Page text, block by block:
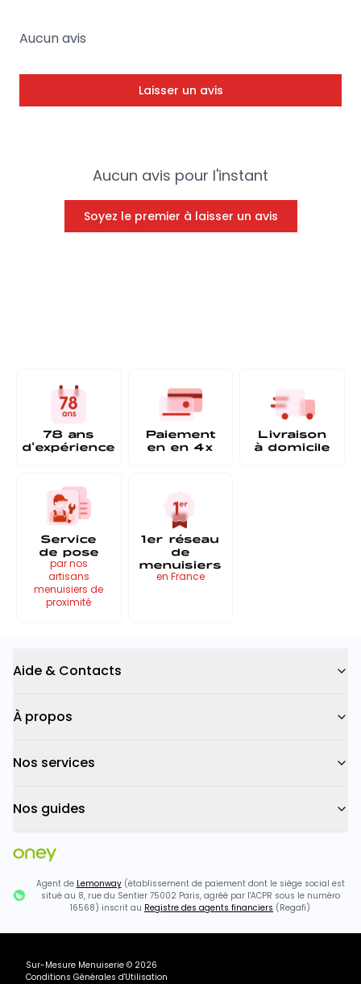
Aucun avis pour l'instant
Soyez le premier à laisser un avis
Aucun avis
Laisser un avis
78 ans
d'expérience
Paiement
en en 4x
Livraison
à domicile
Service
de pose
par nos
artisans
menuisiers de
proximité
1er réseau
de
menuisiers
en France
Aide & Contacts
À propos
Nos services
Nos guides
Agent de Lemonway(établissement de paiement dont le siège social est
situé au 8, rue du Sentier 75002 Paris, agréé par l'ACPR sous le numéro
16568) inscrit au Registre des agents financiers (Regafi)
Sur-Mesure Menuiserie © 2026
Conditions Générales d'Utilisation